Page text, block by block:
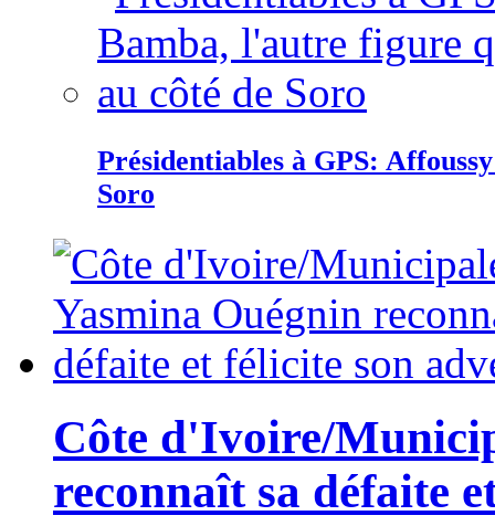
Présidentiables à GPS:
Soro
Côte d'Ivoire/
reconnaît sa défaite